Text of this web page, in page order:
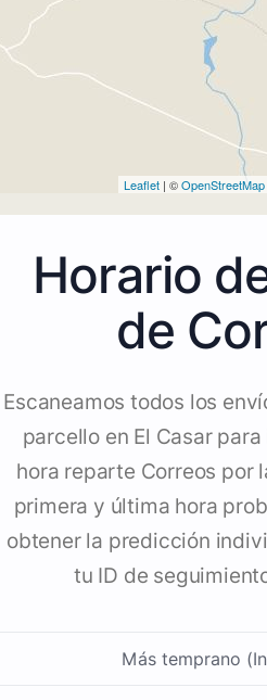
Leaflet | ©
Horario
de
Escaneamos todos los
parcello en El Casar
hora reparte Correos por
primera y última hora
obtener la predicción
tu ID de
Más temprano